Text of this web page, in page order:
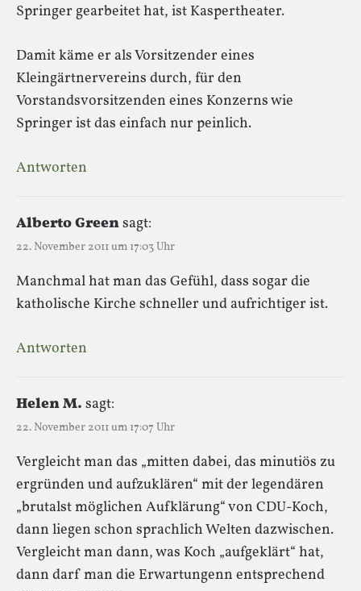
Springer gearbeitet hat, ist Kaspertheater.
Damit käme er als Vorsitzender eines
Kleingärtnervereins durch, für den
Vorstandsvorsitzenden eines Konzerns wie
Springer ist das einfach nur peinlich.
Antworten
Alberto Greensagt:
22. November 2011 um 17:03 Uhr
Manchmal hat man das Gefühl, dass sogar die
katholische Kirche schneller und aufrichtiger ist.
Antworten
Helen M. sagt:
22. November 2011 um 17:07 Uhr
Vergleicht man das „mitten dabei, das minutiös zu
ergründen und aufzuklären“ mit der legendären
„brutalst möglichen Aufklärung“ von CDU-Koch,
dann liegen schon sprachlich Welten dazwischen.
Vergleicht man dann, was Koch „aufgeklärt“ hat,
dann darf man die Erwartungenn entsprechend